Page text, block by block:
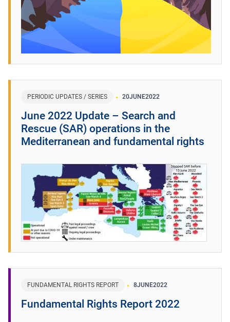
PERIODIC UPDATES / SERIES 20JUNE2022
June 2022 Update – Search and
Rescue (SAR) operations in the
Mediterranean and fundamental rights
FUNDAMENTAL RIGHTS REPORT 8JUNE2022
Fundamental Rights Report 2022